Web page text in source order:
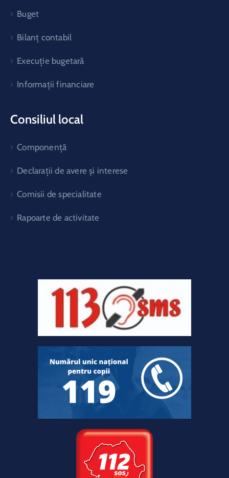
Buget
Bilanț contabil
Execuție bugetară
Informații financiare
Consiliul local
Componență
Declarații de avere și interese
Comisii de specialitate
Rapoarte de activitate